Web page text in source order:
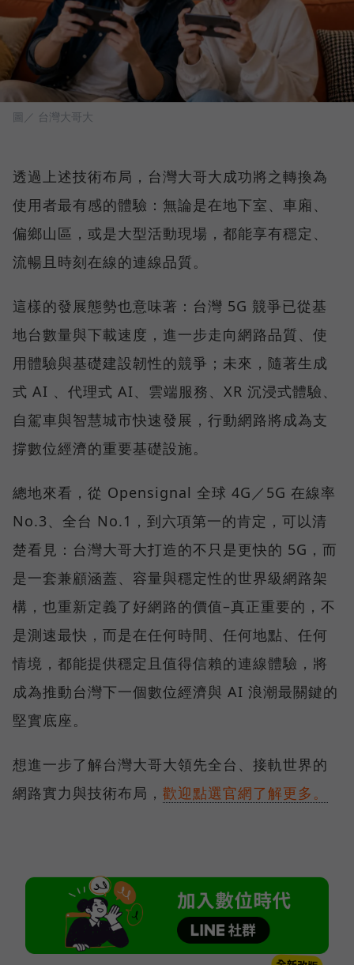
圖／ 台灣大哥大
透過上述技術布局，台灣大哥大成功將之轉換為
使用者最有感的體驗：無論是在地下室、車廂、
偏鄉山區，或是大型活動現場，都能享有穩定、
流暢且時刻在線的連線品質。
這樣的發展態勢也意味著：台灣 5G 競爭已從基
地台數量與下載速度，進一步走向網路品質、使
用體驗與基礎建設韌性的競爭；未來，隨著生成
式 AI 、代理式 AI、雲端服務、XR 沉浸式體驗、
自駕車與智慧城市快速發展，行動網路將成為支
撐數位經濟的重要基礎設施。
總地來看，從 Opensignal 全球 4G／5G 在線率
No.3、全台 No.1，到六項第一的肯定，可以清
楚看見：台灣大哥大打造的不只是更快的 5G，而
是一套兼顧涵蓋、容量與穩定性的世界級網路架
構，也重新定義了好網路的價值–真正重要的，不
是測速最快，而是在任何時間、任何地點、任何
情境，都能提供穩定且值得信賴的連線體驗，將
成為推動台灣下一個數位經濟與 AI 浪潮最關鍵的
堅實底座。
想進一步了解台灣大哥大領先全台、接軌世界的
網路實力與技術布局， 歡迎點選官網了解更多。